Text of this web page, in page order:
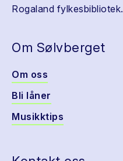
Rogaland fylkesbibliotek.
Om Sølvberget
Om oss
Bli låner
Musikktips